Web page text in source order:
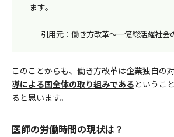
ます。
引用元：働き方改革～一億総活躍社会
このことからも、働き方改革は企業独自の
導による国全体の取り組みであるというこ
ると思います。
医師の労働時間の現状は？